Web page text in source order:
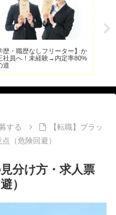
歴・職歴なしフリーター】か
社員へ！未経験→内定率80%
道
する
【転職】ブラッ
（危険回避）
分け方・求人票
）